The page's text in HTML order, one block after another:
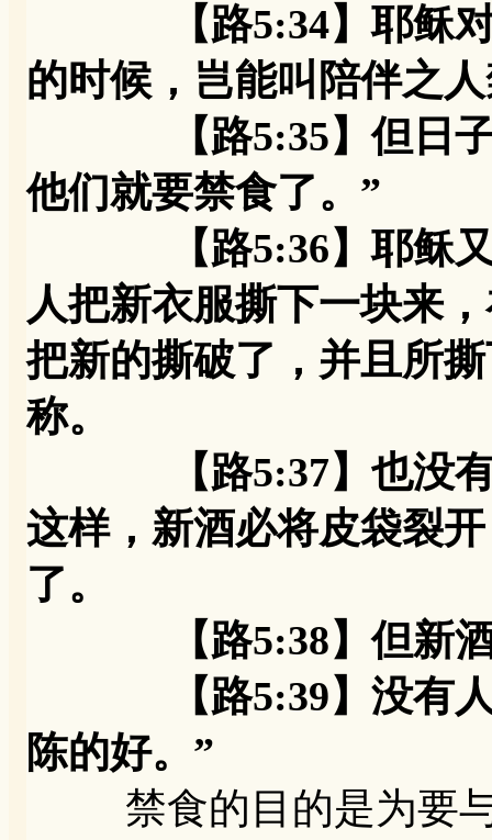
【路5:34】耶稣对他
的时候，岂能叫陪伴之
【路5:35】但日子将
他们就要禁食了。”
【路5:36】耶稣又设
人把新衣服撕下一块来
把新的撕破了，并且所
称。
【路5:37】也没有人
这样，新酒必将皮袋裂
了。
【路5:38】但新酒
【路5:39】没有人喝
陈的好。”
禁食的目的是为要与